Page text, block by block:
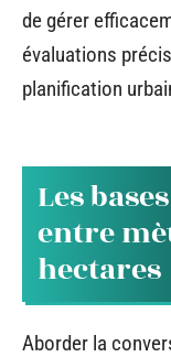
de gérer
évaluations
planification
Les
entre
hectares
Aborder la